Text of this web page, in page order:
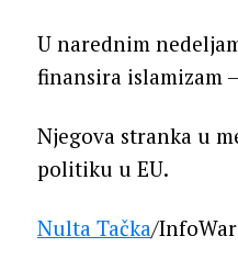
U narednim
finansira islamizam
Njegova stranka u
politiku u EU.
Nulta Tačka/